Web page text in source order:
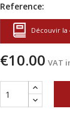
Reference:
Découvir
€10.00 VAT